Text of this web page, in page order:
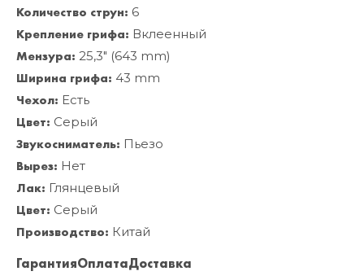
Количество струн: 6
Крепление грифа: Вклеенный
Мензура: 25,3" (643 mm)
Ширина грифа: 43 mm
Чехол: Есть
Цвет: Серый
Звукосниматель: Пьезо
Вырез: Нет
Лак: Глянцевый
Цвет: Серый
Производство: Китай
ГарантияОплатаДоставка